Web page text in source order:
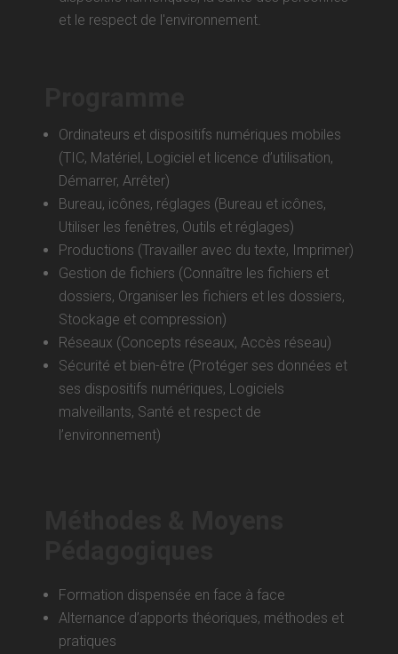
et le respect de l'environnement.
Ordinateurs et dispositifs numériques mobiles
(TIC, Matériel, Logiciel et licence d’utilisation,
Démarrer, Arrêter)
Bureau, icônes, réglages (Bureau et icônes,
Utiliser les fenêtres, Outils et réglages)
Productions (Travailler avec du texte, Imprimer)
Gestion de fichiers (Connaître les fichiers et
dossiers, Organiser les fichiers et les dossiers,
Stockage et compression)
Réseaux (Concepts réseaux, Accès réseau)
Sécurité et bien-être (Protéger ses données et
ses dispositifs numériques, Logiciels
malveillants, Santé et respect de
l’environnement)
Formation dispensée en face à face
Alternance d’apports théoriques, méthodes et
pratiques